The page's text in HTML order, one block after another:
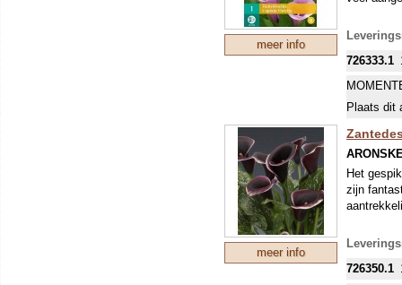
meer info
726333.1
Plaats dit
meer info
Het
zijn
726350.1